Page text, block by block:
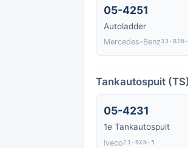
05-4251
Autoladder
Mercedes-Benz33-
Tankautospuit (TS)
05-4231
1e Tankautospuit
Iveco21-BXN-5